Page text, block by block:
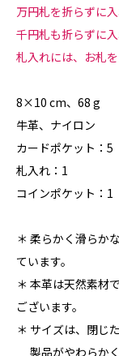
万円札を折らずに
千円札も折らずに
札入れには、お札
8×10 cm、68 g
牛革、ナイロン
カードポケット：5
札入れ：1
コインポケット：1
＊ 柔らかく滑らか
ています。
＊ 本革は天然素材
ございます。
＊ サイズは、閉じ
製品がやわらか